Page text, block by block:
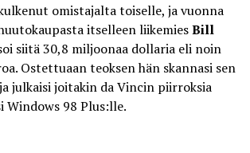
omistajalta toiselle, ja vuonna
itselleen liikemiesBill
siitä 30,8 miljoonaa dollaria eli noin
Ostettuaan teoksen hän skannasi sen
julkaisi joitakin da Vincin piirroksia
Windows 98 Plus:lle.